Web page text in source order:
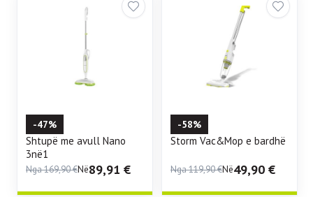
-47%
Shtupë me avull Nano
3në1
Nga169,90€Në89,91 €
-58%
Storm Vac&Mop e bardhë
Nga119,90€Në49,90 €